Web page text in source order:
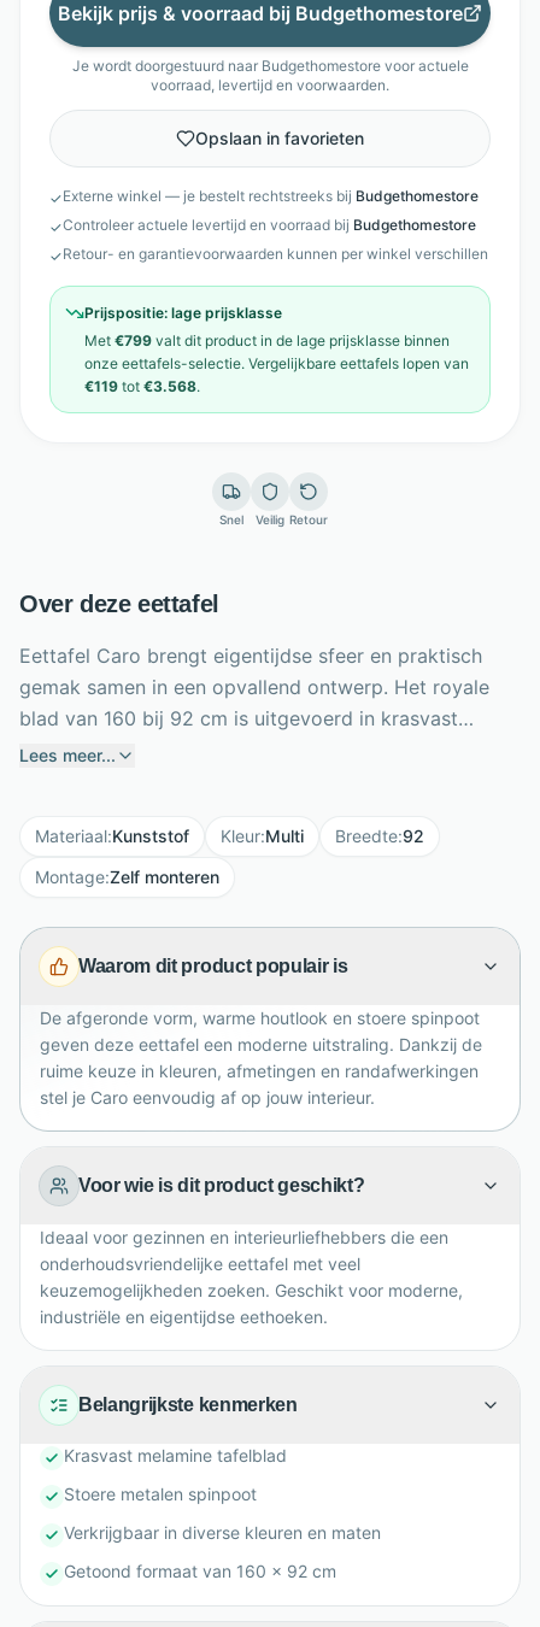
Bekijk prijs & voorraad bij Budgethomestore
Je wordt doorgestuurd naar Budgethomestorevoor actuele
voorraad, levertijd en voorwaarden.
Opslaan in favorieten
✓Externe winkel — je bestelt rechtstreeks bij Budgethomestore
✓Controleer actuele levertijd en voorraad bij Budgethomestore
✓Retour- en garantievoorwaarden kunnen per winkel verschillen
Prijspositie: lage prijsklasse
Met €799 valt dit product in de lage prijsklasse binnen
onze eettafels-selectie. Vergelijkbare eettafels lopen van
€119 tot €3.568.
Snel Veilig Retour
Over deze eettafel
Eettafel Caro brengt eigentijdse sfeer en praktisch
gemak samen in een opvallend ontwerp. Het royale
blad van 160 bij 92 cm is uitgevoerd in krasvast
melamine met een warme Misty Oak houtlook. De
stoere metalen spinpoot voor een luchtige, moderne
uitstraling en veel beenruimte. Je kiest uit
bijpassende randafwerking, zodat Caro perfect
aansluit bij jouw interieur. Dankzij het
eenvoudig schoon met een vochtige doek. Ideaal voor
gezellige diners en dagelijks gezinsgebruik thuis.
Lees meer...
Materiaal:Kunststof Kleur:Multi Breedte:92
Montage:Zelf monteren
Waarom dit product populair is
De afgeronde vorm, warme houtlook en stoere spinpoot
geven deze eettafel een moderne uitstraling. Dankzij de
ruime keuze in kleuren, afmetingen en randafwerkingen
stel je Caro eenvoudig af op jouw interieur.
Voor wie is dit product geschikt?
Ideaal voor gezinnen en interieurliefhebbers die een
onderhoudsvriendelijke eettafel met veel
keuzemogelijkheden zoeken. Geschikt voor moderne,
industriële en eigentijdse eethoeken.
Belangrijkste kenmerken
Krasvast melamine tafelblad
Stoere metalen spinpoot
Verkrijgbaar in diverse kleuren en maten
Getoond formaat van 160 x 92 cm